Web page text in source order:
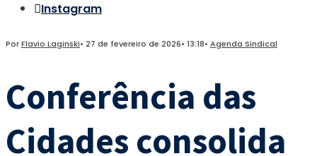
Instagram
PorFlavio Laginski• 27 de fevereiro de 2026• 13:18• Agenda Sindical
Conferência das
Cidades consolida